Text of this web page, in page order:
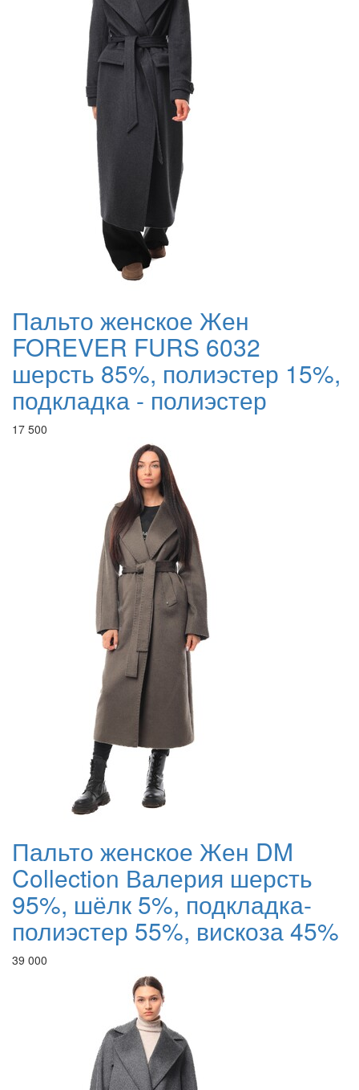
Пальто женское Жен
FOREVER FURS 6032
шерсть 85%, полиэстер 15%,
подкладка - полиэстер
17 500
Пальто женское Жен DM
Collection Валерия шерсть
95%, шёлк 5%, подкладка-
полиэстер 55%, вискоза 45%
39 000